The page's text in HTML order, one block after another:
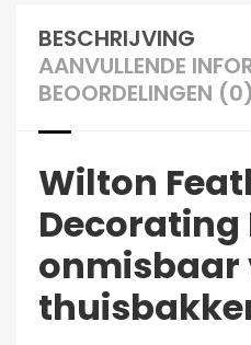
BESCHRIJVING
AANVULLENDE
BEOORDELINGEN (0)
Wilton
Decorating
onmisbaar